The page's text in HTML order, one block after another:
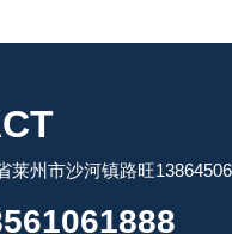
莱州市沙河镇路旺